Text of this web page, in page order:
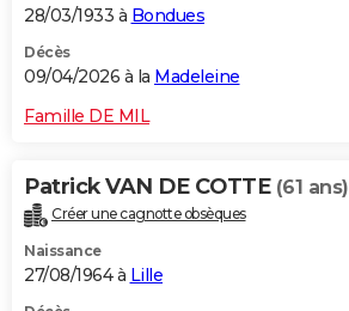
28/03/1933 à Bondues
Décès
09/04/2026 à la Madeleine
Famille DE MIL
Patrick VAN DE COTTE (61 ans)
Créer une cagnotte obsèques
Naissance
27/08/1964 à Lille